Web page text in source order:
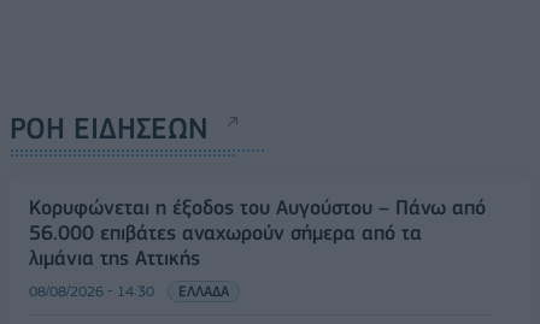
ΡΟΗ ΕΙΔΗΣΕΩΝ
Κορυφώνεται η έξοδος του Αυγούστου – Πάνω από
56.000 επιβάτες αναχωρούν σήμερα από τα
λιμάνια της Αττικής
08/08/2026 - 14:30 ΕΛΛΑΔΑ